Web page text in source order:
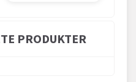
PRODUKTER